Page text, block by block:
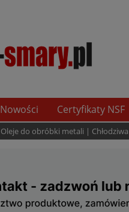
Nowości Certyfikaty NSF
Oleje do obróbki metali |